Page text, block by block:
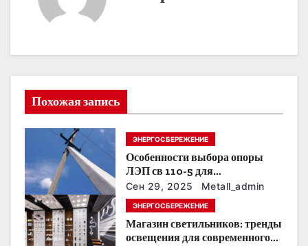
и
я
о
з
а
Похожая запись
ЭНЕРГОСБЕРЕЖЕНИЕ
Особенности выбора опоры
ЛЭП св 110-5 для
строительства электросетей
Сен 29, 2025 Metall_admin
ЭНЕРГОСБЕРЕЖЕНИЕ
Магазин светильников: тренды
освещения для современного